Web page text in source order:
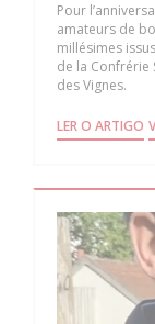
Pour
amateurs de
millésimes
de la Confrérie
des Vignes.
LER O ARTIGO